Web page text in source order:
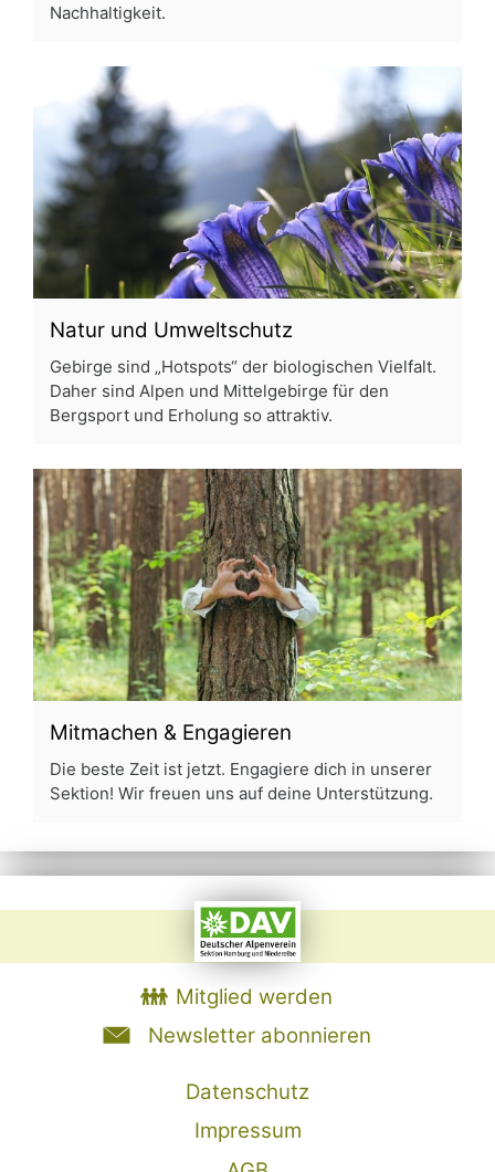
Nachhaltigkeit.
Natur und Umweltschutz
Gebirge sind „Hotspots“ der biologischen Vielfalt.
Daher sind Alpen und Mittelgebirge für den
Bergsport und Erholung so attraktiv.
Mitmachen & Engagieren
Die beste Zeit ist jetzt. Engagiere dich in unserer
Sektion! Wir freuen uns auf deine Unterstützung.
Mitglied werden
Newsletter abonnieren
Datenschutz
Impressum